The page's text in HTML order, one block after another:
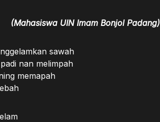
(Mahasiswa UIN Imam Bonjol Padang)
sawah
nan melimpah
memapah